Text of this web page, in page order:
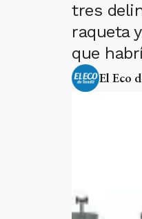
tres
raqueta
que
El Eco